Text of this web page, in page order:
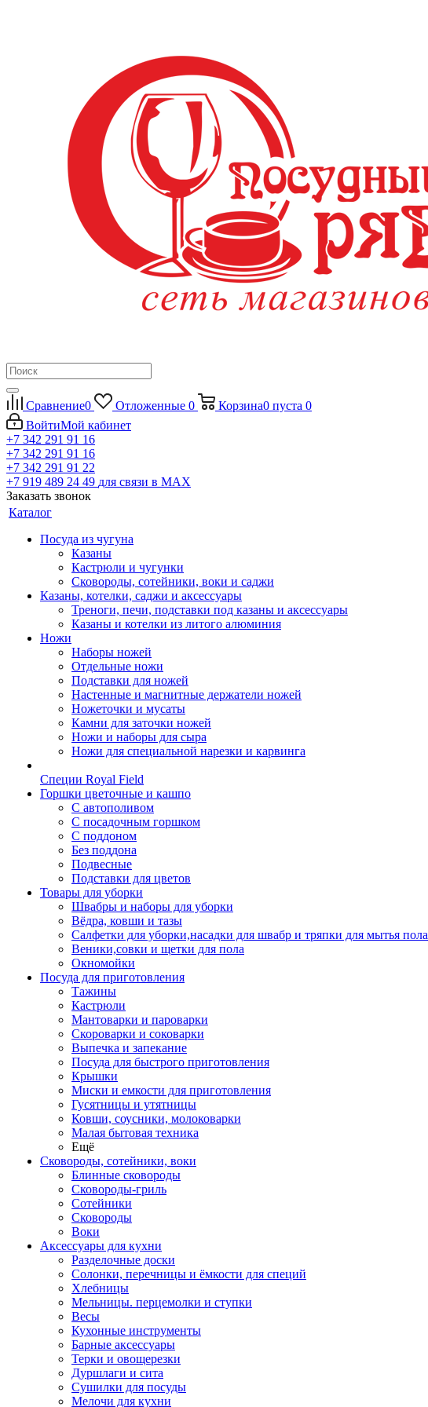
Сравнение0 Отложенные 0 Корзина0 пуста 0
ВойтиМой кабинет
+7 342 291 91 16
+7 342 291 91 16
+7 342 291 91 22
+7 919 489 24 49 для связи в МАХ
Заказать звонок
Каталог
Посуда из чугуна
Казаны
Кастрюли и чугунки
Сковороды, сотейники, воки и саджи
Казаны, котелки, саджи и аксессуары
Треноги, печи, подставки под казаны и аксессуары
Казаны и котелки из литого алюминия
Ножи
Наборы ножей
Отдельные ножи
Подставки для ножей
Настенные и магнитные держатели ножей
Ножеточки и мусаты
Камни для заточки ножей
Ножи и наборы для сыра
Ножи для специальной нарезки и карвинга
Специи Royal Field
Горшки цветочные и кашпо
С автополивом
С посадочным горшком
С поддоном
Без поддона
Подвесные
Подставки для цветов
Товары для уборки
Швабры и наборы для уборки
Вёдра, ковши и тазы
Салфетки для уборки,насадки для швабр и тряпки для мытья пола
Веники,совки и щетки для пола
Окномойки
Посуда для приготовления
Тажины
Кастрюли
Мантоварки и пароварки
Скороварки и соковарки
Выпечка и запекание
Посуда для быстрого приготовления
Крышки
Миски и емкости для приготовления
Гусятницы и утятницы
Ковши, соусники, молоковарки
Малая бытовая техника
Ещё
Сковороды, сотейники, воки
Блинные сковороды
Сковороды-гриль
Сотейники
Сковороды
Воки
Аксессуары для кухни
Разделочные доски
Солонки, перечницы и ёмкости для специй
Хлебницы
Мельницы. перцемолки и ступки
Весы
Кухонные инструменты
Барные аксессуары
Терки и овощерезки
Дуршлаги и сита
Сушилки для посуды
Мелочи для кухни